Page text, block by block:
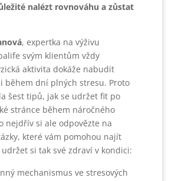
nalézt rovnováhu a zůstat
, expertka na výživu
svým klientům vždy
aktivita dokáže nabudit
během dní plných stresu. Proto
šest tipů, jak se udržet fit po
stránce během náročného
nejdřív si ale odpovězte na
které vám pomohou najít
si tak své zdraví v kondici:
mechanismus ve stresových